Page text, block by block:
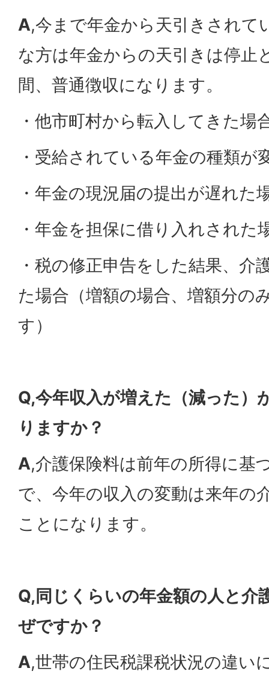
A,今まで年金から天引きされて
な方は年金からの天引きは停止
間、普通徴収になります。
・他市町村から転入してきた場
・受給されている年金の種類が
・年金の現況届の提出が遅れた
・年金を担保に借り入れされた
・税の修正申告をした結果、介
た場合（増額の場合、増額分の
す）
Q,今年収入が増えた（減った）
りますか？
A,介護保険料は前年の所得に基
で、今年の収入の変動は来年の
ことになります。
Q,同じくらいの年金額の人と介
ぜですか？
A,世帯の住民税課税状況の違い